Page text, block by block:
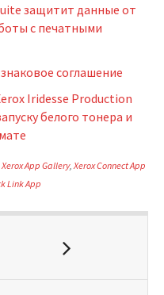
защитит данные от
с печатными
соглашение
Iridesse Production
белого тонера и
Xerox App Gallery, Xerox Connect App
Link App